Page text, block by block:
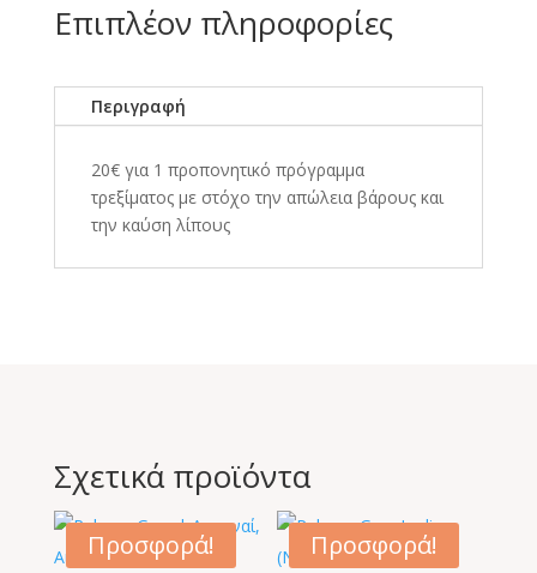
Επιπλέον πληροφορίες
Περιγραφή
20€ για 1 προπονητικό πρόγραμμα
τρεξίματος με στόχο την απώλεια βάρους και
την καύση λίπους
Σχετικά προϊόντα
Προσφορά! Προσφορά!